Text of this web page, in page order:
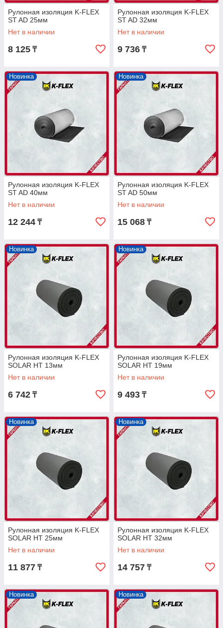
Рулонная изоляция K-FLEX
ST AD 25мм
Нет в наличии
8 125 ₸
Рулонная изоляция K-FLEX
ST AD 32мм
Нет в наличии
9 736 ₸
Новинка
Рулонная изоляция K-FLEX
ST AD 40мм
Нет в наличии
12 244 ₸
Новинка
Рулонная изоляция K-FLEX
ST AD 50мм
Нет в наличии
15 068 ₸
Новинка
Рулонная изоляция K-FLEX
SOLAR HT 13мм
Нет в наличии
6 742 ₸
Новинка
Рулонная изоляция K-FLEX
SOLAR HT 19мм
Нет в наличии
9 493 ₸
Новинка
Рулонная изоляция K-FLEX
SOLAR HT 25мм
Нет в наличии
11 877 ₸
Новинка
Рулонная изоляция K-FLEX
SOLAR HT 32мм
Нет в наличии
14 757 ₸
Новинка Новинка